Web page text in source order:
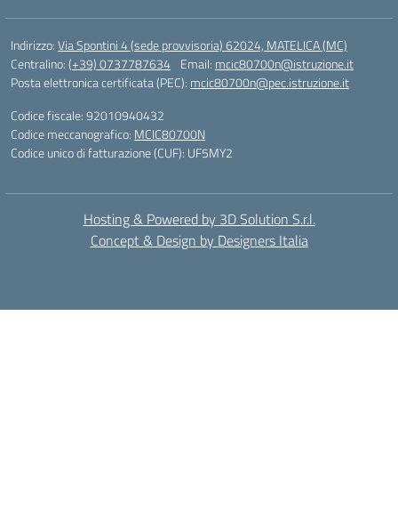
Indirizzo:Via Spontini 4 (sede provvisoria) 62024, MATELICA (MC)
Centralino:(+39) 0737787634 Email: mcic80700n@istruzione.it
Posta elettronica certificata (PEC): mcic80700n@pec.istruzione.it
Codice fiscale: 92010940432
Codice meccanografico: MCIC80700N
Codice unico di fatturazione (CUF): UF5MY2
Hosting & Powered by 3D Solution S.r.l.
Concept & Design by Designers Italia